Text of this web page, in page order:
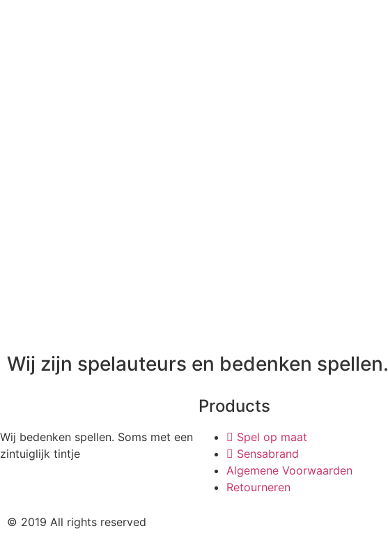
Wij zijn spelauteurs en bedenken
Wij bedenken spellen. Soms met een
zintuiglijk tintje
Products
Spel op maat
Sensabrand
Algemene Voorwaarden
Retourneren
© 2019 All rights reserved